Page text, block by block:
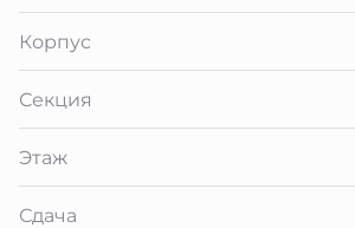
Корпус
Секция
Этаж
Сдача